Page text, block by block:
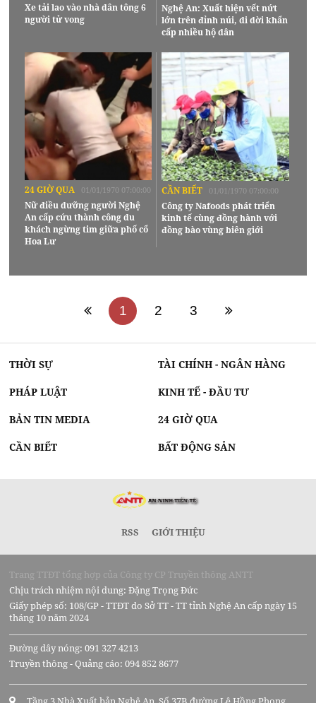
Xe tải lao vào nhà dân tông 6
người tử vong
Nghệ An: Xuất hiện vết nứt
lớn trên đỉnh núi, di dời khẩn
cấp nhiều hộ dân
24 GIỜ QUA 01/01/1970 07:00:00
Nữ điều dưỡng người Nghệ
An cấp cứu thành công du
khách ngừng tim giữa phố cổ
Hoa Lư
CẦN BIẾT 01/01/1970 07:00:00
Công ty Nafoods phát triển
kinh tế cùng đồng hành với
đồng bào vùng biên giới
1 2 3
THỜI SỰ TÀI CHÍNH - NGÂN HÀNG
PHÁP LUẬT KINH TẾ - ĐẦU TƯ
BẢN TIN MEDIA 24 GIỜ QUA
CẦN BIẾT BẤT ĐỘNG SẢN
RSS GIỚI THIỆU
Trang TTĐT tổng hợp của Công ty CP Truyền thông ANTT
Chịu trách nhiệm nội dung: Đặng Trọng Đức
Giấy phép số: 108/GP - TTĐT do Sở TT - TT tỉnh Nghệ An cấp ngày 15
tháng 10 năm 2024
Đường dây nóng: 091 327 4213
Truyền thông - Quảng cáo: 094 852 8677